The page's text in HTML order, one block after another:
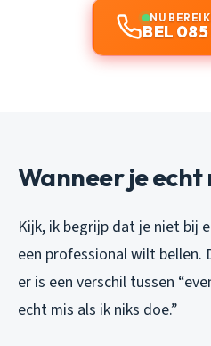
NU
BEL 085
Wanneer je echt
Kijk, ik begrijp dat je niet bij
een professional wilt bellen.
er is een verschil tussen
echt mis als ik niks doe.”